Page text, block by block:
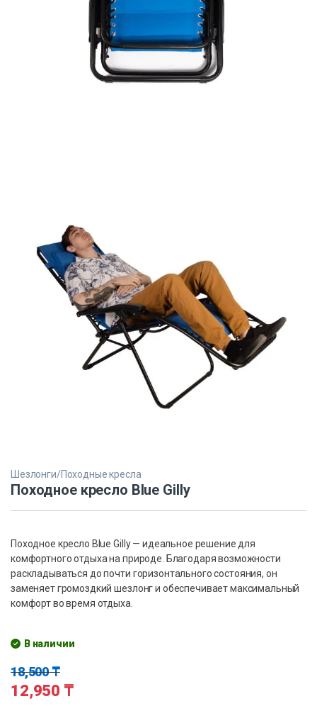
Шезлонги/Походные кресла
Походное кресло Blue Gilly
Походное кресло Blue Gilly — идеальное решение для
комфортного отдыха на природе. Благодаря возможности
раскладываться до почти горизонтального состояния, он
заменяет громоздкий шезлонг и обеспечивает максимальный
комфорт во время отдыха.
В наличии
18,500₸
12,950 ₸